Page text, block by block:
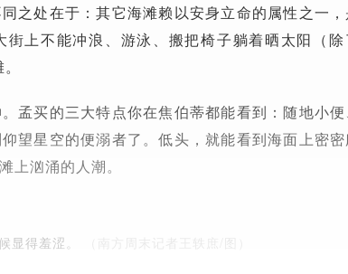
之处在于：其它海滩赖以安身立命的属性之一
上不能冲浪、游泳、搬把椅子躺着晒太阳（除
孟买的三大特点你在焦伯蒂都能看到：随地小
望星空的便溺者了。低头，就能看到海面上密
上汹涌的人潮。
显得羞涩。